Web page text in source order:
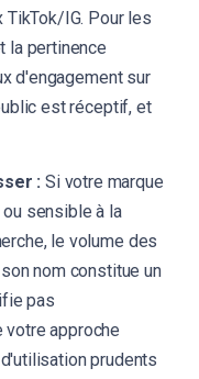
IG. Pour les
la pertinence
d'engagement sur
est réceptif, et
: Si votre marque
sensible à la
le volume des
nom constitue un
pas
votre approche
prudents